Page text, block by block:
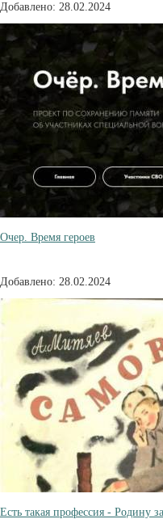
Добавлено: 28.02.2024
Очер. Время героев
Добавлено: 28.02.2024
Есть такая профессия - Родину